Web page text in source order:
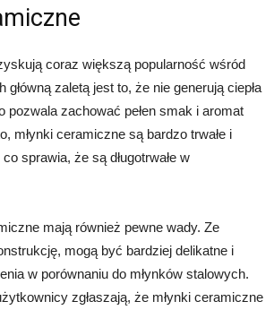
coraz większą popularność wśród
główną zaletą jest to, że nie generują ciepła
pozwala zachować pełen smak i aromat
młynki ceramiczne są bardzo trwałe i
sprawia, że są długotrwałe w
mają również pewne wady. Ze
mogą być bardziej delikatne i
w porównaniu do młynków stalowych.
zgłaszają, że młynki ceramiczne